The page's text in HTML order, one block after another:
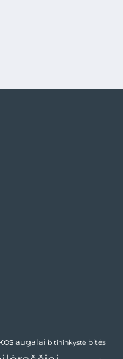
augalai bitininkystė bitės